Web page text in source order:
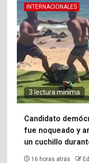
INTERNACIONALES
3 lectura mínima
Candidato
fue noqueado y
un cuchillo
16 horas atrás